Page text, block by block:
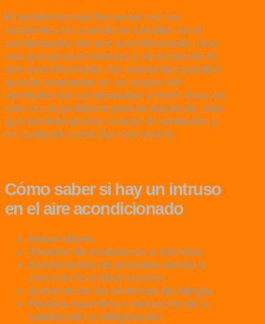
El problema más frecuente con las
serpientes es cuando se enrollan en el
condensador del aire acondicionado. Una
vez que pasa el invierno y se enciende el
aire acondicionado, las serpientes pueden
quedar atrapadas en las aspas del
ventilador del condensador y morir. Esto no
sólo es un problema para la serpiente, sino
que también puede romper el ventilador, y
en cualquier caso dar una avería.
Cómo saber si hay un intruso
en el aire acondicionado
Malos olores.
Sonidos de resbalones o chirridos.
Excrementos de animales dentro o
cerca de la unidad exterior.
Aumento de los síntomas de alergia.
Pérdida repentina o reducción de la
calefacción o refrigeración.